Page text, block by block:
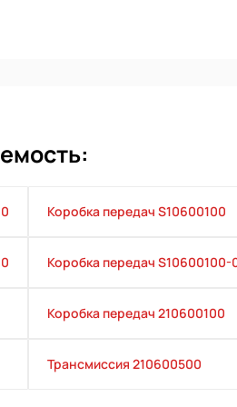
Коробка передач S10600100
Коробка передач S10600100-
Коробка передач 210600100
Трансмиссия 210600500